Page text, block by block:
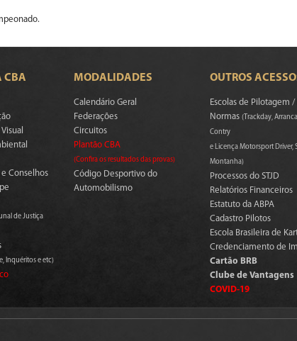
CBA
Conselhos
de Justiça
Inquéritos e etc)
MODALIDADES
Calendário Geral
Federações
Circuitos
Plantão CBA
(Confira os resultados das provas)
Código Desportivo do
Automobilismo
OUTROS
Escolas de Pilotagem
Normas(Trackday,
Contry
e Licença Motorsport Driver,
Montanha)
Processos do STJD
Relatórios Financeiros
Estatuto da ABPA
Cadastro Pilotos
Escola Brasileira de
Credenciamento de
Cartão BRB
Clube de Vantagens
COVID-19